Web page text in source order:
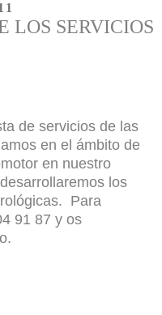
LOS SERVICIOS
de servicios de las
en el ámbito de
en nuestro
los
Para
91 87 y os